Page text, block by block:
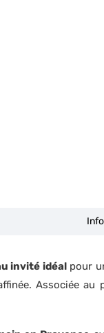
invité idéalpour
Associée